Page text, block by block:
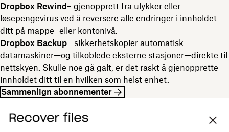
Dropbox Rewind – gjenopprett fra ulykker eller
løsepengevirus ved å reversere alle endringer i innholdet
ditt på mappe- eller kontonivå.
Dropbox Backup—sikkerhetskopier automatisk
datamaskiner—og tilkoblede eksterne stasjoner—direkte til
nettskyen. Skulle noe gå galt, er det raskt å gjenopprette
innholdet ditt til en hvilken som helst enhet.
Sammenlign abonnementer